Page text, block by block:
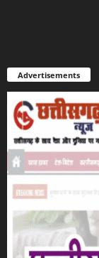
Advertisements